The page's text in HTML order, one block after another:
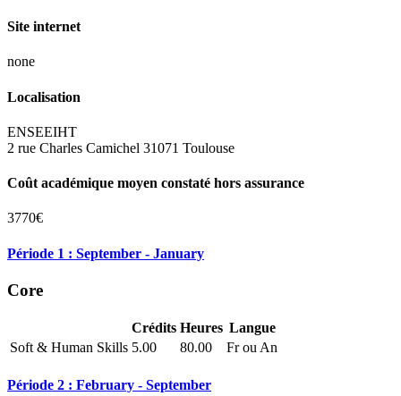
Site internet
none
Localisation
ENSEEIHT
2 rue Charles Camichel 31071 Toulouse
Coût académique moyen constaté hors assurance
3770€
Période 1 : September - January
Core
Crédits Heures Langue
Soft & Human Skills 5.00 80.00 Fr ou An
Période 2 : February - September